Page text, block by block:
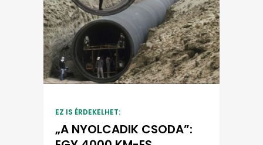
EZ IS ÉRDEKELHET:
„A NYOLCADIK CSODA”: